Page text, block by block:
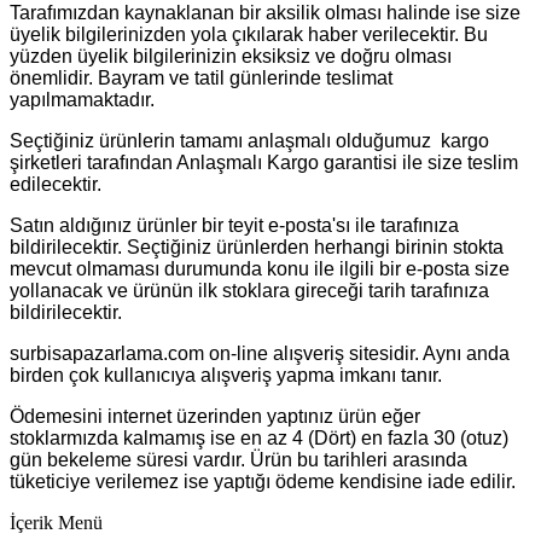
Tarafımızdan kaynaklanan bir aksilik olması halinde ise size
üyelik bilgilerinizden yola çıkılarak haber verilecektir. Bu
yüzden üyelik bilgilerinizin eksiksiz ve doğru olması
önemlidir. Bayram ve tatil günlerinde teslimat
yapılmamaktadır.
Seçtiğiniz ürünlerin tamamı anlaşmalı olduğumuz kargo
şirketleri tarafından Anlaşmalı Kargo garantisi ile size teslim
edilecektir.
Satın aldığınız ürünler bir teyit e-posta'sı ile tarafınıza
bildirilecektir. Seçtiğiniz ürünlerden herhangi birinin stokta
mevcut olmaması durumunda konu ile ilgili bir e-posta size
yollanacak ve ürünün ilk stoklara gireceği tarih tarafınıza
bildirilecektir.
surbisapazarlama.com on-line alışveriş sitesidir. Aynı anda
birden çok kullanıcıya alışveriş yapma imkanı tanır.
Ödemesini internet üzerinden yaptınız ürün eğer
stoklarmızda kalmamış ise en az 4 (Dört) en fazla 30 (otuz)
gün bekeleme süresi vardır. Ürün bu tarihleri arasında
tüketiciye verilemez ise yaptığı ödeme kendisine iade edilir.
İçerik Menü